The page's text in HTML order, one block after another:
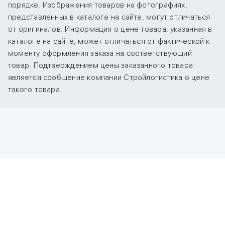
порядке. Изображения товаров на фотографиях,
представленных в каталоге на сайте, могут отличаться
от оригиналов. Информация о цене товара, указанная в
каталоге на сайте, может отличаться от фактической к
моменту оформления заказа на соответствующий
товар. Подтверждением цены заказанного товара
является сообщение компании Стройлогистика о цене
такого товара.